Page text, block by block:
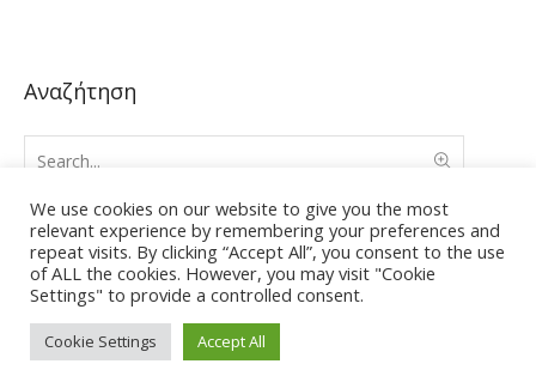
Αναζήτηση
Κέντρο Φυσικοθεραπείας και αποκατάστασης © 2018 | Με την
We use cookies on our website to give you the most
relevant experience by remembering your preferences and
repeat visits. By clicking “Accept All”, you consent to the use
of ALL the cookies. However, you may visit "Cookie
Settings" to provide a controlled consent.
Cookie Settings Accept All